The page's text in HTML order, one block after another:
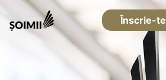
Înscrie-te